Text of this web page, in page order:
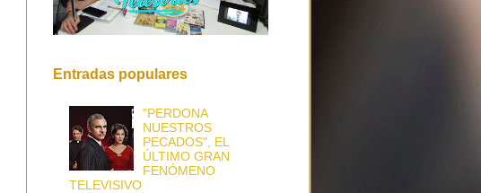
Entradas populares
"PERDONA
NUESTROS
PECADOS", EL
ÚLTIMO GRAN
FENÓMENO
TELEVISIVO